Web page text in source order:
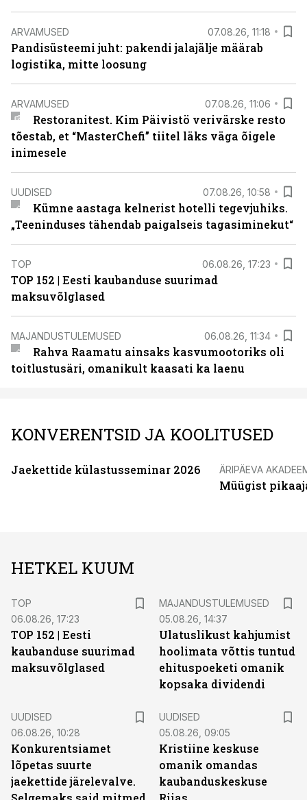
ARVAMUSED 07.08.26, 11:18
Pandisüsteemi juht: pakendi jalajälje määrab
logistika, mitte loosung
ARVAMUSED 07.08.26, 11:06
Restoranitest. Kim Päivistö verivärske resto
tõestab, et “MasterChefi” tiitel läks väga õigele
inimesele
UUDISED 07.08.26, 10:58
Kümne aastaga kelnerist hotelli tegevjuhiks.
„Teeninduses tähendab paigalseis tagasiminekut“
TOP 06.08.26, 17:23
TOP 152 | Eesti kaubanduse suurimad
maksuvõlglased
MAJANDUSTULEMUSED 06.08.26, 11:34
Rahva Raamatu ainsaks kasvumootoriks oli
toitlustusäri, omanikult kaasati ka laenu
KONVERENTSID JA KOOLITUSED
Jaekettide külastusseminar 2026 ÄRIPÄEVA
Müügist
HETKEL KUUM
TOP
06.08.26, 17:23
TOP 152 | Eesti
kaubanduse suurimad
maksuvõlglased
MAJANDUSTULEMUSED
05.08.26, 14:37
Ulatuslikust kahjumist
hoolimata võttis tuntud
ehituspoeketi omanik
kopsaka dividendi
UUDISED
06.08.26, 10:28
Konkurentsiamet
lõpetas suurte
jaekettide järelevalve.
UUDISED
05.08.26, 09:05
Kristiine keskuse
omanik omandas
kaubanduskeskuse